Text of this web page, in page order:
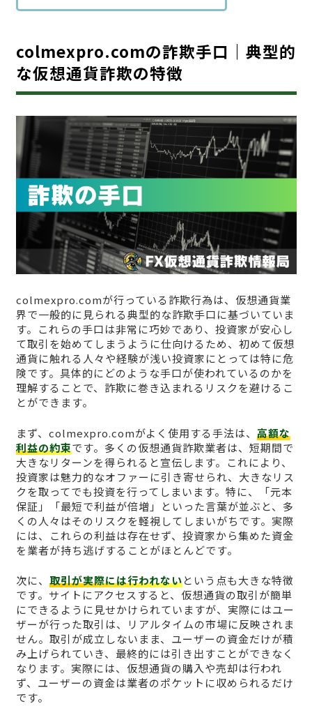
colmexpro.comの詐欺手口｜典型的
な仮想通貨詐欺の特徴
colmexpro.comが行っている詐欺行為は、仮想通貨業
界で一般的に見られる典型的な詐欺手口に基づいていま
す。これらの手口は非常に巧妙であり、投資家が安心し
て取引を始めてしまうように仕向けるため、初めて仮想
通貨に触れる人々や経験が浅い投資家にとっては特に危
険です。具体的にどのような手口が使われているのかを
理解することで、詐欺に巻き込まれるリスクを避けるこ
とができます。
まず、colmexpro.comがよく使用する手法は、 高額な
利益の約束です。多くの仮想通貨詐欺業者は、短期間で
大きなリターンを得られると宣伝します。これにより、
投資家は魅力的なオファーに引き寄せられ、大きなリス
クを取ってでも投資を行ってしまいます。特に、「元本
保証」「最短で利益が倍増」といった言葉が並ぶと、多
くの人々はそのリスクを軽視してしまいがちです。実際
には、これらの利益は存在せず、投資家から集めた資金
を業者が持ち逃げすることがほとんどです。
次に、 取引が実際には行われないという点も大きな特徴
です。サイトにアクセスすると、仮想通貨の取引が簡単
にできるように見せかけられていますが、実際にはユー
ザーが行った取引は、リアルタイムの市場に反映されま
せん。取引が成立しないまま、ユーザーの資金だけが積
み上げられていき、最終的には引き出すことができなく
なります。実際には、仮想通貨の購入や売却は行われ
ず、ユーザーの資金は業者のポケットに収められるだけ
です。